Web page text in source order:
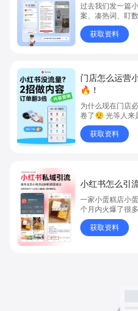
过去我们发一篇
案、凑热词、盯
没完。 发出去之
实测了一套全新
体验一键“碰”上
获取资料
门店怎么运营
🔥！
为什么现在门店
卷了😮‍💨 光等人
还没开始做小红
💸 获取资料
小红书怎么引
一家小蛋糕店小
个月内火爆了很
是——巧妙借助小
“种草”到“成交”
获取资料